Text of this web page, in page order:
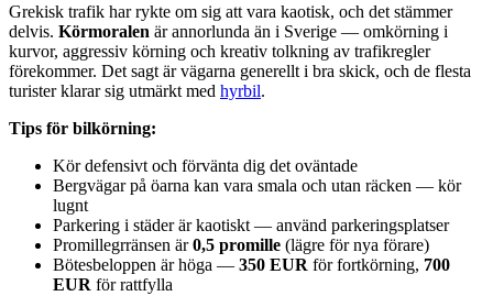
Grekisk trafik har rykte om sig att vara kaotisk, och det stämmer
delvis. Körmoralen är annorlunda än i Sverige — omkörning i
kurvor, aggressiv körning och kreativ tolkning av trafikregler
förekommer. Det sagt är vägarna generellt i bra skick, och de flesta
turister klarar sig utmärkt med hyrbil.
Tips för bilkörning:
Kör defensivt och förvänta dig det oväntade
Bergvägar på öarna kan vara smala och utan räcken — kör
lugnt
Parkering i städer är kaotiskt — använd parkeringsplatser
Promillegrränsen är0,5 promille (lägre för nya förare)
Bötesbeloppen är höga — 350 EUR för fortkörning, 700
EUR för rattfylla